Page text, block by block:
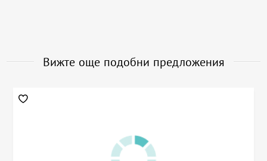
Вижте още подобни предложения